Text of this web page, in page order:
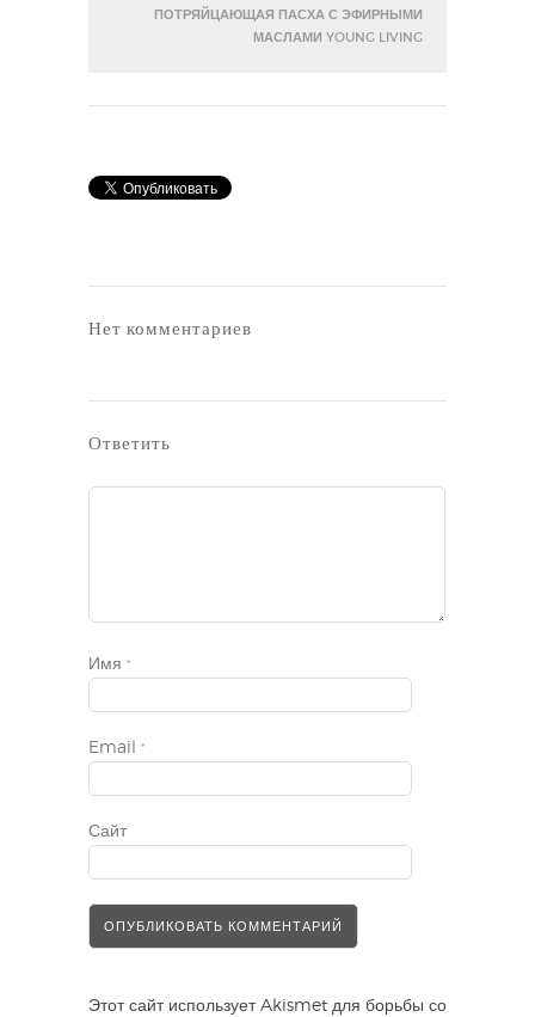
ПОТРЯЙЦАЮЩАЯ ПАСХА С ЭФИРНЫМИ
МАСЛАМИ YOUNG LIVING
Нет комментариев
Ответить
Имя *
Email *
Сайт
Этот сайт использует Akismet для борьбы со